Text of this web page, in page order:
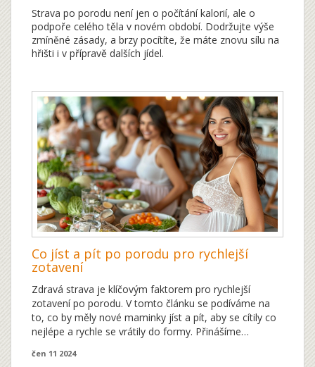
Strava po porodu není jen o počítání kalorií, ale o
podpoře celého těla v novém období. Dodržujte výše
zmíněné zásady, a brzy pocítíte, že máte znovu sílu na
hřišti i v přípravě dalších jídel.
Co jíst a pít po porodu pro rychlejší
zotavení
Zdravá strava je klíčovým faktorem pro rychlejší
zotavení po porodu. V tomto článku se podíváme na
to, co by měly nové maminky jíst a pít, aby se cítily co
nejlépe a rychle se vrátily do formy. Přinášíme
čen 11 2024